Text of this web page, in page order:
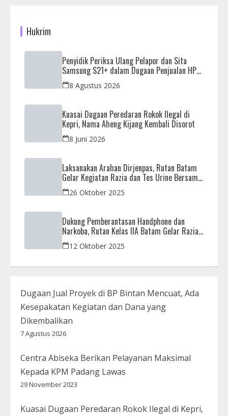
Hukrim
Penyidik Periksa Ulang Pelapor dan Sita
Samsung S21+ dalam Dugaan Penjualan HP
Ilegal di Nagoya Hill
8 Agustus 2026
Kuasai Dugaan Peredaran Rokok Ilegal di
Kepri, Nama Aheng Kijang Kembali Disorot
8 Juni 2026
Laksanakan Arahan Dirjenpas, Rutan Batam
Gelar Kegiatan Razia dan Tes Urine Bersama
APH26 Oktober 2025
Dukung Pemberantasan Handphone dan
Narkoba, Rutan Kelas IIA Batam Gelar Razia
Bersama Aparat Penegak Hukum
12 Oktober 2025
Dugaan Jual Proyek di BP Bintan Mencuat, Ada
Kesepakatan Kegiatan dan Dana yang
Dikembalikan
7 Agustus 2026
Centra Abiseka Berikan Pelayanan Maksimal
Kepada KPM Padang Lawas
29 November 2023
Kuasai Dugaan Peredaran Rokok Ilegal di Kepri,